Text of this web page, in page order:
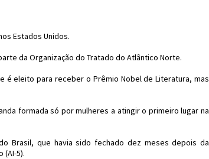
Estados Unidos.
da Organização do Tratado do Atlântico Norte.
é eleito para receber o Prêmio Nobel de Literatura, mas
formada só por mulheres a atingir o primeiro lugar na
Brasil, que havia sido fechado dez meses depois da
(AI-5).